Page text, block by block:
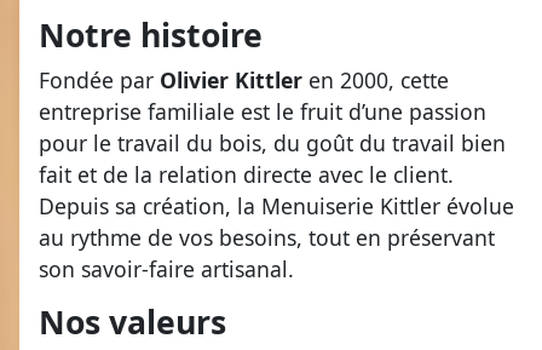
Notre histoire
Fondée par Olivier Kittler en 2000, cette
entreprise familiale est le fruit d’une passion
pour le travail du bois, du goût du travail bien
fait et de la relation directe avec le client.
Depuis sa création, la Menuiserie Kittler évolue
au rythme de vos besoins, tout en préservant
son savoir-faire artisanal.
Nos valeurs